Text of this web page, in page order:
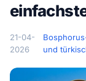
21-04-
2026
und